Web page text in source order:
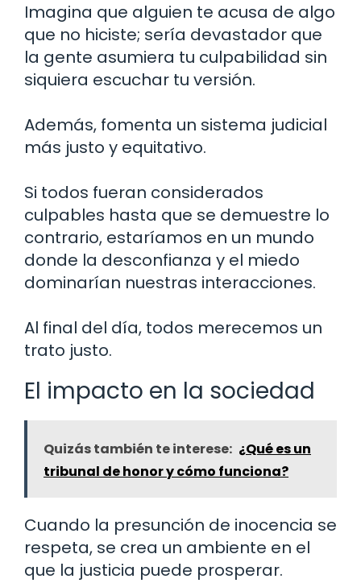
Imagina que alguien te acusa de algo
que no hiciste; sería devastador que
la gente asumiera tu culpabilidad sin
siquiera escuchar tu versión.
Además, fomenta un sistema judicial
más justo y equitativo.
Si todos fueran considerados
culpables hasta que se demuestre lo
contrario, estaríamos en un mundo
donde la desconfianza y el miedo
dominarían nuestras interacciones.
Al final del día, todos merecemos un
trato justo.
El impacto en la sociedad
Quizás también te interese: ¿Qué es un
tribunal de honor y cómo funciona?
Cuando la presunción de inocencia se
respeta, se crea un ambiente en el
que la justicia puede prosperar.